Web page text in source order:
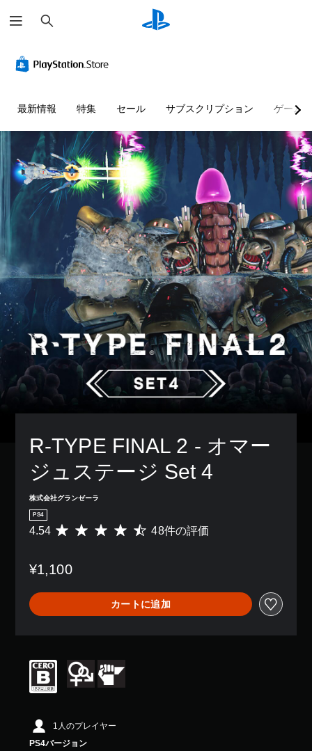
索
最新情報 特集 セール サブスクリプション ゲーム
R-TYPE FINAL 2 - オマー
ジュステージ Set 4
株式会社グランゼーラ
PS4
評
は
8
、
平
は
段
中
の
4
4.54 48件の評価
¥1,100
カートに追加
1人のプレイヤー
PS4バージョン